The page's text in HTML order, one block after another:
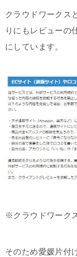
クラウドワークス
りにもレビューの
にしています。
※クラウドワーク
そのため愛媛片付